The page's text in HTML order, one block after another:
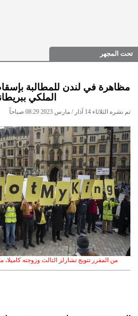
تحت المجهر
مظاهرة في لندن للمطالبة
الملكي
تم نشره الثلاثاء 14 آذار / مارس 2023 08:29 صباحاً
من المقرر تتويج تشارلز الثالث وزوجته كاميلا،